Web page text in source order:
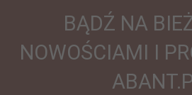
BĄDŹ NA
NOWOŚCIAMI I